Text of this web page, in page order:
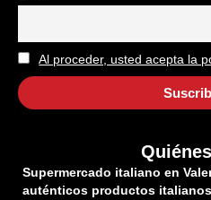
Al proceder, usted acepta la
Supermercado italiano en
auténticos productos